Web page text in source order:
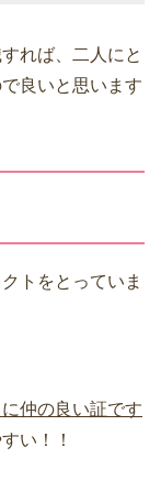
れば、二人にと
良いと思います
トをとっていま
仲の良い証です
い！！